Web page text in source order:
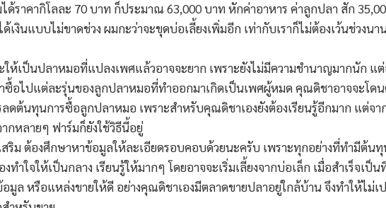
ด้ราคากิโลละ 70 บาท ก็ประมาณ 63,000 บาท หักค่าอาหาร ค่าลูกปลา สัก
งินแบบไม่ขาดช่วง ผมกะว่าจะขุดบ่อเลี้ยงเพิ่มอีก เท่ากับเราก็ไม่ต้องเว้นช่วง
ห้เป็นปลาหมอที่แปลงเพศแล้วอาจจะยาก เพราะยังไม่มีความชำนาญมากนัก
ซื้อไปแต่ละรุ่นของลูกปลาหมอที่ทำออกมาเกิดเป็นเพศผู้หมด คุณดิชาอาจจะโด
ดต้นทุนการซื้อลูกปลาหมอ เพราะสำหรับคุณดิชาเองยังต้องเรียนรู้อีกมาก แต่จา
กหลายๆ ฟาร์มก็ยังใช้วิธีนี้อยู่
ม ต้องศึกษาหาข้อมูลให้ละเอียดรอบคอบด้วยนะครับ เพราะทุกอย่างที่ทำมีต้น
ทำใจให้เป็นกลาง เรียนรู้ให้มากๆ โดยอาจจะเริ่มเลี้ยงจากบ่อเล็ก เมื่อสำเร็จเ
ล หรือแหล่งขายให้ดี อย่างคุณดิชาเองมีตลาดขายปลาอยู่ใกล้บ้าน จึงทำให้ไม่